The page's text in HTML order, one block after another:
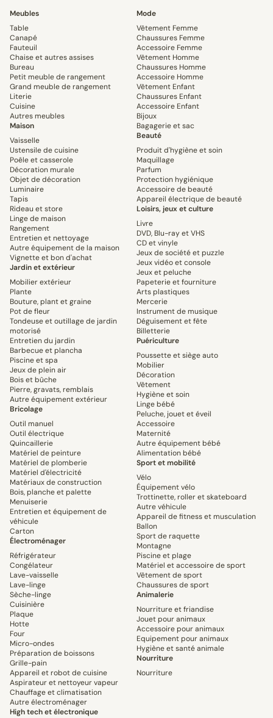
Meubles
Table
Canapé
Fauteuil
Chaise et autres assises
Bureau
Petit meuble de rangement
Grand meuble de rangement
Literie
Cuisine
Autres meubles
Maison
Vaisselle
Ustensile de cuisine
Poêle et casserole
Décoration murale
Objet de décoration
Luminaire
Tapis
Rideau et store
Linge de maison
Rangement
Entretien et nettoyage
Autre équipement de la maison
Vignette et bon d'achat
Jardin et extérieur
Mobilier extérieur
Plante
Bouture, plant et graine
Pot de fleur
Tondeuse et outillage de jardin
motorisé
Entretien du jardin
Barbecue et plancha
Piscine et spa
Jeux de plein air
Bois et bûche
Pierre, gravats, remblais
Autre équipement extérieur
Bricolage
Outil manuel
Outil électrique
Quincaillerie
Matériel de peinture
Matériel de plomberie
Matériel d'électricité
Matériaux de construction
Bois, planche et palette
Menuiserie
Entretien et équipement de
véhicule
Carton
Électroménager
Réfrigérateur
Congélateur
Lave-vaisselle
Lave-linge
Sèche-linge
Cuisinière
Plaque
Hotte
Four
Micro-ondes
Préparation de boissons
Grille-pain
Appareil et robot de cuisine
Aspirateur et nettoyeur vapeur
Chauffage et climatisation
Autre électroménager
High tech et électronique
Mode
Vêtement Femme
Chaussures Femme
Accessoire Femme
Vêtement Homme
Chaussures Homme
Accessoire Homme
Vêtement Enfant
Chaussures Enfant
Accessoire Enfant
Bijoux
Bagagerie et sac
Beauté
Produit d'hygiène et soin
Maquillage
Parfum
Protection hygiénique
Accessoire de beauté
Appareil électrique de beauté
Loisirs, jeux et culture
Livre
DVD, Blu-ray et VHS
CD et vinyle
Jeux de société et puzzle
Jeux vidéo et console
Jeux et peluche
Papeterie et fourniture
Arts plastiques
Mercerie
Instrument de musique
Déguisement et fête
Billetterie
Puériculture
Poussette et siège auto
Mobilier
Décoration
Vêtement
Hygiène et soin
Linge bébé
Peluche, jouet et éveil
Accessoire
Maternité
Autre équipement bébé
Alimentation bébé
Sport et mobilité
Vélo
Équipement vélo
Trottinette, roller et skateboard
Autre véhicule
Appareil de fitness et musculation
Ballon
Sport de raquette
Montagne
Piscine et plage
Matériel et accessoire de sport
Vêtement de sport
Chaussures de sport
Animalerie
Nourriture et friandise
Jouet pour animaux
Accessoire pour animaux
Equipement pour animaux
Hygiène et santé animale
Nourriture
Nourriture